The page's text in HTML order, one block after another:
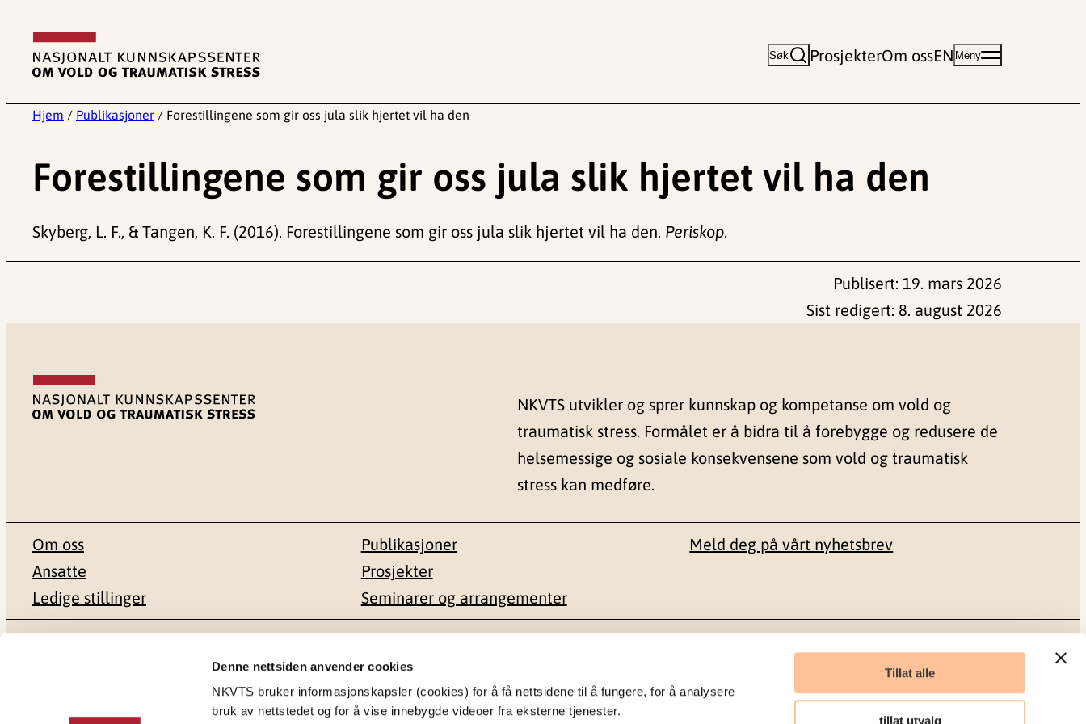
Denne nettsiden anvender cookies
NKVTS bruker informasjonskapsler (cookies) for å få nettsidene til å fungere, for å analysere
bruk av nettstedet og for å vise innebygde videoer fra eksterne tjenester.
Tillat alle
tillat utvalg
innhold
Søk ProsjekterOm ossEN Meny
Hjem / Publikasjoner / Forestillingene som gir oss jula slik hjertet vil ha den
Forestillingene som gir oss jula slik hjertet vil ha den
Skyberg, L. F., & Tangen, K. F. (2016). Forestillingene som gir oss jula slik hjertet vil ha den. Periskop.
Publisert: 19. mars 2026
Sist redigert: 8. august 2026
NKVTS utvikler og sprer kunnskap og kompetanse om vold og
traumatisk stress. Formålet er å bidra til å forebygge og redusere de
helsemessige og sosiale konsekvensene som vold og traumatisk
stress kan medføre.
Om oss
Ansatte
Ledige stillinger
Publikasjoner
Prosjekter
Seminarer og arrangementer
Meld deg på vårt nyhetsbrev
Besøksadresse
Gullhaugveien 1-3
22 59 55 00
Sosiale medier
Facebook